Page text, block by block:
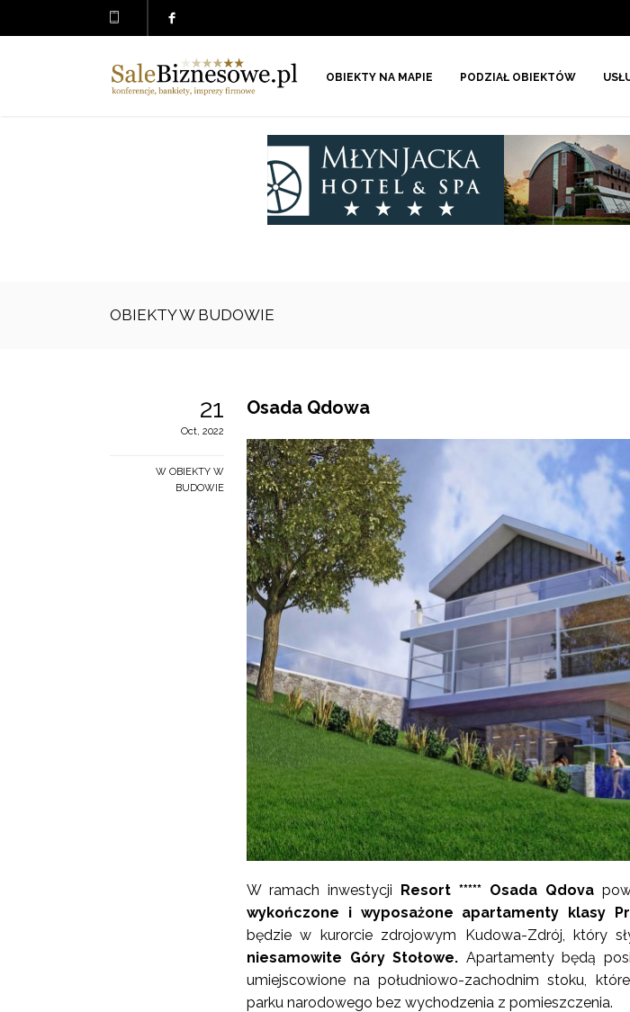
OBIEKTY NA MAPIE PODZIAŁ OBIEKTÓW
OBIEKTY W BUDOWIE
21
Oct, 2022
W OBIEKTY W
BUDOWIE
Osada Qdowa
W ramach inwestycji Resort ***** Osada Qdova
wykończone i wyposażone apartamenty klasy
będzie w kurorcie zdrojowym Kudowa-Zdrój, który
niesamowite Góry Stołowe. Apartamenty będą
umiejscowione na południowo-zachodnim stoku,
parku narodowego bez wychodzenia z pomieszczenia.